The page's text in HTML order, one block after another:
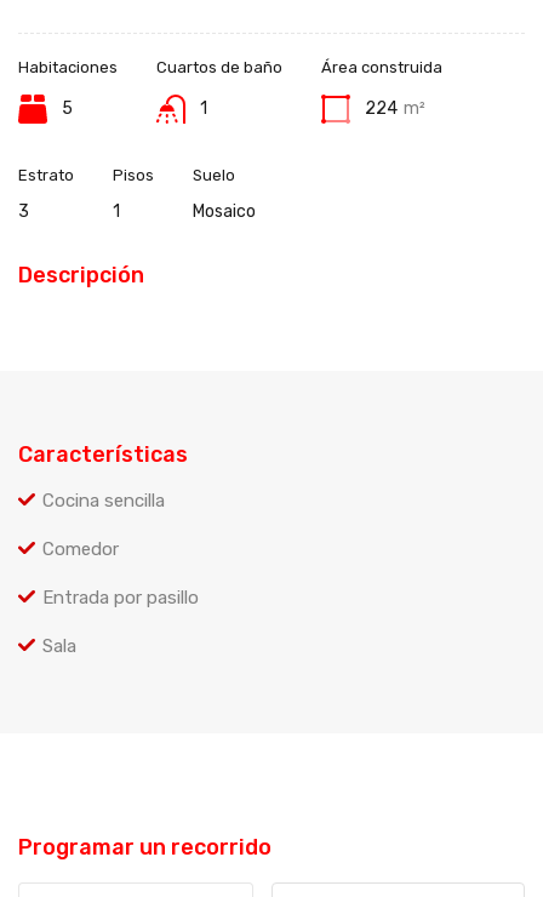
Habitaciones
5
Cuartos de baño
1
Área construida
224 m²
Estrato
3
Pisos
1
Suelo
Mosaico
Descripción
Características
Cocina sencilla
Comedor
Entrada por pasillo
Sala
Programar un recorrido